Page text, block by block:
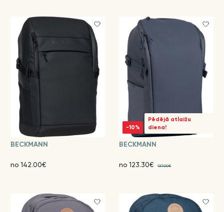
BECKMANN
no 142.00€
-10%
Pēdējā atlaižu
diena!
BECKMANN
no 123.30€ 137.00€